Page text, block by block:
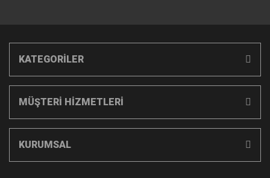
KATEGORİLER
MÜŞTERİ HİZMETLERİ
KURUMSAL